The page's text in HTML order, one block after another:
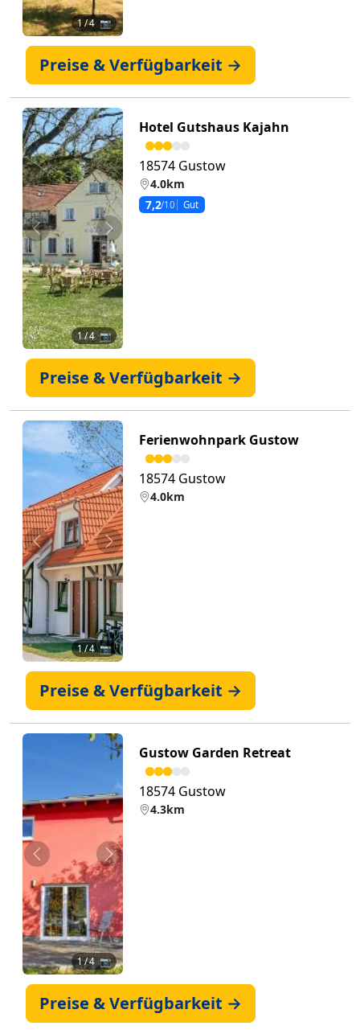
1/ 4 📷
Preise & Verfügbarkeit →
Zurück Weiter
1/ 4 📷
Hotel Gutshaus Kajahn
18574 Gustow
4.0km
7,2/10 Gut
Preise & Verfügbarkeit →
Zurück Weiter
1/ 4 📷
Ferienwohnpark Gustow
18574 Gustow
4.0km
Preise & Verfügbarkeit →
Zurück Weiter
1/ 4 📷
Gustow Garden Retreat
18574 Gustow
4.3km
Preise & Verfügbarkeit →